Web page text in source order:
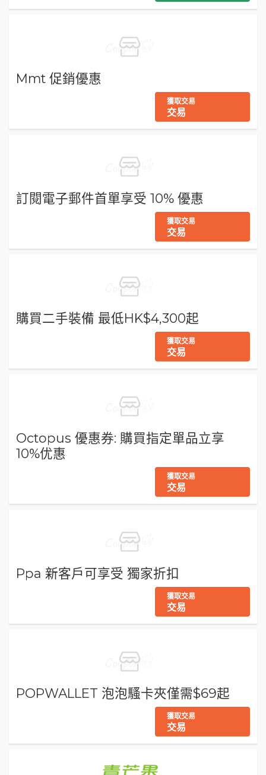
Mmt 促銷優惠
獲取交易
交易
訂閱電子郵件首單享受 10% 優惠
獲取交易
交易
購買二手裝備 最低HK$4,300起
獲取交易
交易
Octopus 優惠券: 購買指定單品立享
10%优惠
獲取交易
交易
Ppa 新客戶可享受 獨家折扣
獲取交易
交易
POPWALLET 泡泡騷卡夾僅需$69起
獲取交易
交易